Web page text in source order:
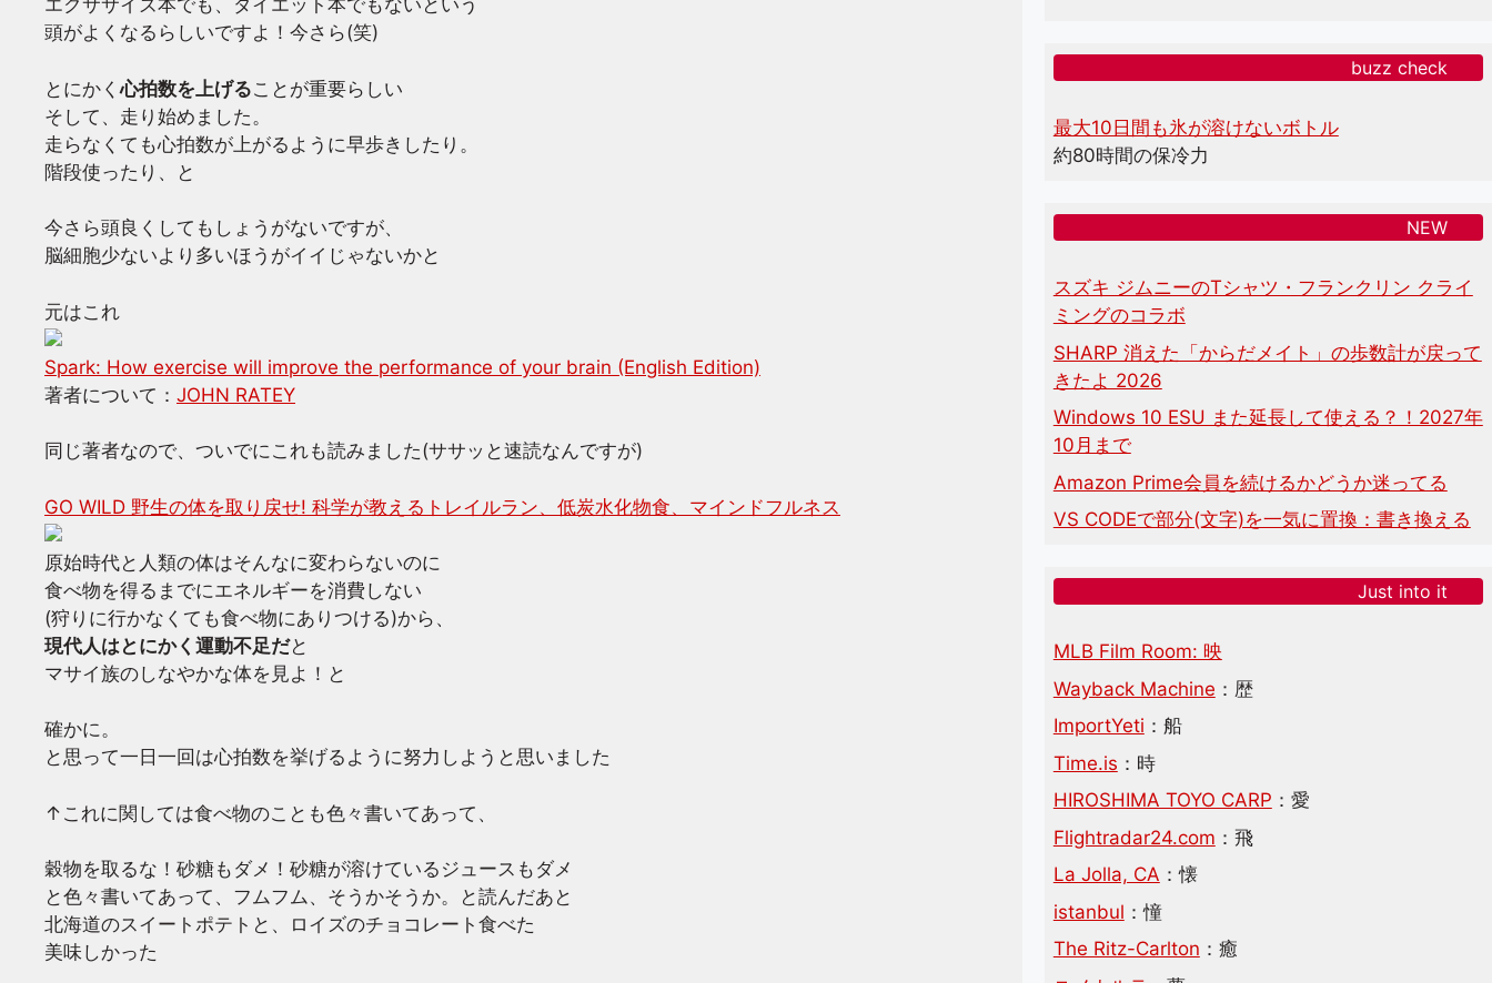
エクササイズ本でも、ダイエット本でもないという
頭がよくなるらしいですよ！今さら(笑)
とにかく心拍数を上げることが重要らしい
そして、走り始めました。
走らなくても心拍数が上がるように早歩きしたり。
階段使ったり、と
今さら頭良くしてもしょうがないですが、
脳細胞少ないより多いほうがイイじゃないかと
元はこれ
Spark: How exercise will improve the performance of your brain (English Edition)
著者について： JOHN RATEY
同じ著者なので、ついでにこれも読みました(ササッと速読なんですが)
GO WILD 野生の体を取り戻せ! 科学が教えるトレイルラン、低炭水化物食、マインドフルネス
原始時代と人類の体はそんなに変わらないのに
食べ物を得るまでにエネルギーを消費しない
(狩りに行かなくても食べ物にありつける)から、
現代人はとにかく運動不足だと
マサイ族のしなやかな体を見よ！と
確かに。
と思って一日一回は心拍数を挙げるように努力しようと思いました
↑これに関しては食べ物のことも色々書いてあって、
穀物を取るな！砂糖もダメ！砂糖が溶けているジュースもダメ
と色々書いてあって、フムフム、そうかそうか。と読んだあと
北海道のスイートポテトと、ロイズのチョコレート食べた
美味しかった
buzz check
最大10日間も氷が溶けないボトル
約80時間の保冷力
NEW
スズキ ジムニーのTシャツ・フランクリン クライ
ミングのコラボ
SHARP 消えた「からだメイト」の歩数計が戻って
きたよ 2026
Windows 10 ESU また延長して使える？！2027年
10月まで
Amazon Prime会員を続けるかどうか迷ってる
VS CODEで部分(文字)を一気に置換：書き換える
Just into it
MLB Film Room: 映
Wayback Machine ：歴
ImportYeti ：船
Time.is ：時
HIROSHIMA TOYO CARP ：愛
Flightradar24.com ：飛
La Jolla, CA ：懐
istanbul ：憧
The Ritz-Carlton ：癒